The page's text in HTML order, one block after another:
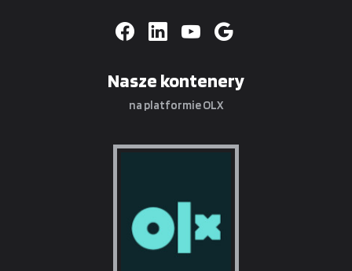
Nasze kontenery
na platformie OLX